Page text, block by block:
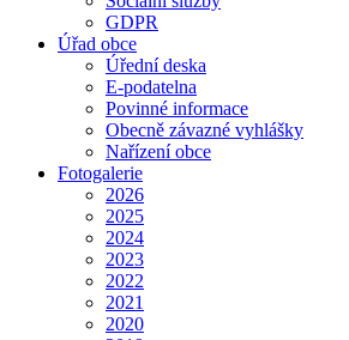
GDPR
Úřad obce
Úřední deska
E-podatelna
Povinné informace
Obecně závazné vyhlášky
Nařízení obce
Fotogalerie
2026
2025
2024
2023
2022
2021
2020